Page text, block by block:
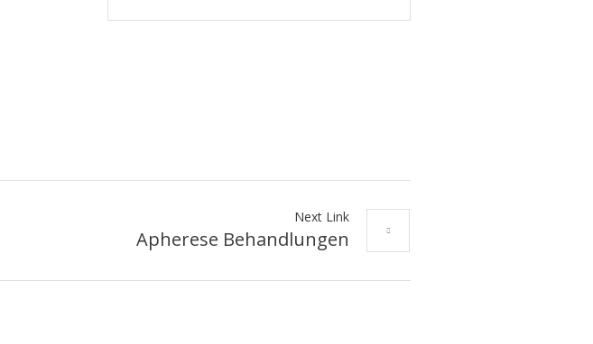
Next Link
Apherese Behandlungen